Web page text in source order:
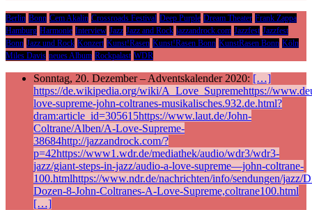
Berlin Bonn Cem Akalin Crossroads Festival Deep Purple Dream Theater Frank Zappa
Hamburg Harmonie Interview Jazz Jazz and Rock jazzandrock.com Jazzfest Jazzfest
Bonn Jazz und Rock Konzert Kunst!Rasen Kunst!Rasen Bonn KunstRasen Bonn Köln
Miles Davis neues Album Rockpalast WDR
Sonntag, 20. Dezember – Adventskalender 2020: […]
https://de.wikipedia.org/wiki/A_Love_Supremehttps://
love-supreme-john-coltranes-musikalisches.932.de.html?
dram:article_id=305615https://www.laut.de/John-
Coltrane/Alben/A-Love-Supreme-
38684http://jazzandrock.com/?
p=42https://www1.wdr.de/mediathek/audio/wdr3/wdr3-
jazz/giant-steps-in-jazz/audio-a-love-supreme—john-coltrane-
100.htmlhttps://www.ndr.de/nachrichten/info/sendungen/jazz/
Dozen-8-John-Coltranes-A-Love-Supreme,coltrane100.html
[…]